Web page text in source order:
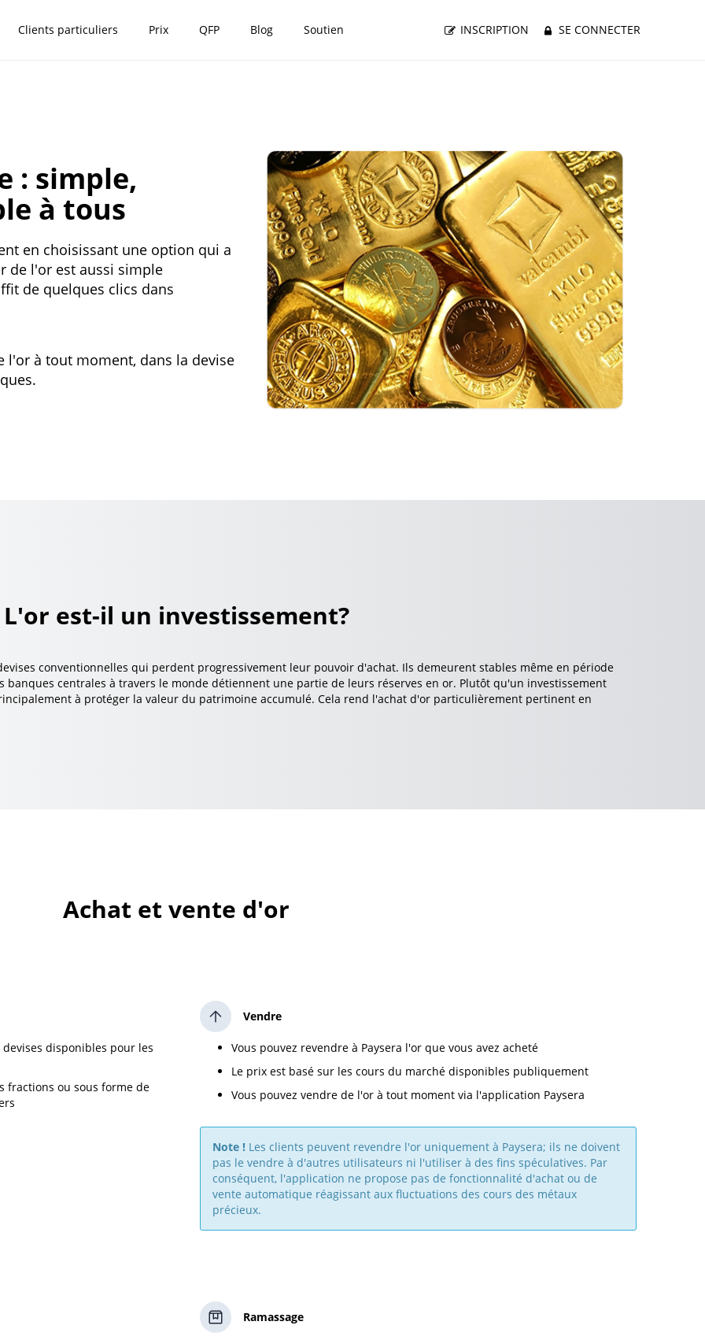
Clients particuliers Prix QFP Blog Soutien INSCRIPTION SE CONNECTER
: simple,
à tous
en choisissant une option qui a
de l'or est aussi simple
de quelques clics dans
l'or à tout moment, dans la devise
L'or est-il un investissement?
conventionnelles qui perdent progressivement leur pouvoir d'achat. Ils demeurent stables même en période
banques centrales à travers le monde détiennent une partie de leurs réserves en or. Plutôt qu'un investissement
à protéger la valeur du patrimoine accumulé. Cela rend l'achat d'or particulièrement pertinent en
Achat et vente d'or
disponibles pour les
fractions ou sous forme de
Vendre
Vous pouvez revendre à Paysera l'or que vous avez acheté
Le prix est basé sur les cours du marché disponibles publiquement
Vous pouvez vendre de l'or à tout moment via l'application Paysera
Note ! Les clients peuvent revendre l'or uniquement à Paysera; ils ne doivent
pas le vendre à d'autres utilisateurs ni l'utiliser à des fins spéculatives. Par
conséquent, l'application ne propose pas de fonctionnalité d'achat ou de
vente automatique réagissant aux fluctuations des cours des métaux
précieux.
Ramassage